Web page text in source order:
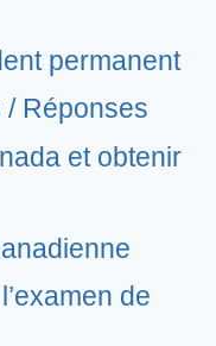
permanent
/ Réponses
et obtenir
de